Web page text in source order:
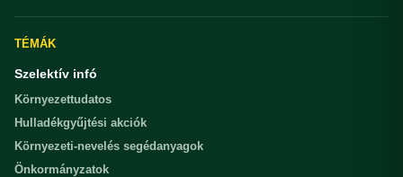
TÉMÁK
Szelektív infó
Környezettudatos
Hulladékgyűjtési akciók
Környezeti-nevelés segédanyagok
Önkormányzatok